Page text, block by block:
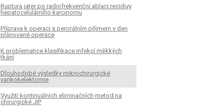
Ruptura jater po radiofrekvenční ablaci recidivy
hepatocelulárního karcinomu
Příprava k operaci s perorálním příjmem v den
plánované operace
K problematice klasifikace infekcí měkkých
tkání
Dlouhodobé výsledky mikrochirurgické
varikokelektomie
Využití kontinuálních eliminačních metod na
chirurgické JIP